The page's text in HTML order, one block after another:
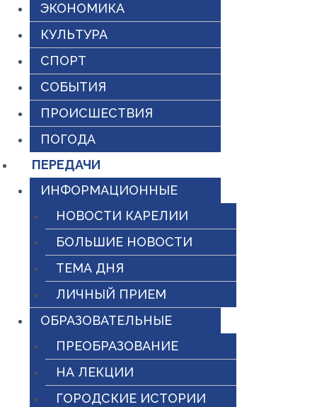
ЭКОНОМИКА
КУЛЬТУРА
СПОРТ
СОБЫТИЯ
ПРОИСШЕСТВИЯ
ПОГОДА
ПЕРЕДАЧИ
ИНФОРМАЦИОННЫЕ
НОВОСТИ КАРЕЛИИ
БОЛЬШИЕ НОВОСТИ
ТЕМА ДНЯ
ЛИЧНЫЙ ПРИЕМ
ОБРАЗОВАТЕЛЬНЫЕ
ПРЕОБРАЗОВАНИЕ
НА ЛЕКЦИИ
ГОРОДСКИЕ ИСТОРИИ